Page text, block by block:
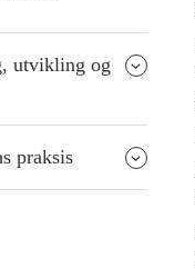
utvikling og
praksis